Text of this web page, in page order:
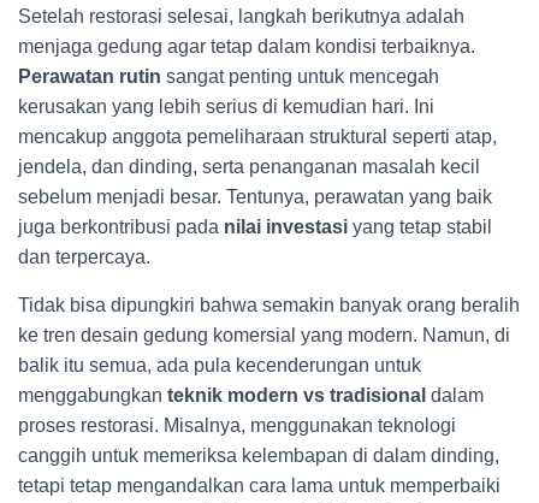
Setelah restorasi selesai, langkah berikutnya adalah
menjaga gedung agar tetap dalam kondisi terbaiknya.
Perawatan rutin sangat penting untuk mencegah
kerusakan yang lebih serius di kemudian hari. Ini
mencakup anggota pemeliharaan struktural seperti atap,
jendela, dan dinding, serta penanganan masalah kecil
sebelum menjadi besar. Tentunya, perawatan yang baik
juga berkontribusi pada nilai investasi yang tetap stabil
dan terpercaya.
Tidak bisa dipungkiri bahwa semakin banyak orang beralih
ke tren desain gedung komersial yang modern. Namun, di
balik itu semua, ada pula kecenderungan untuk
menggabungkan teknik modern vs tradisional dalam
proses restorasi. Misalnya, menggunakan teknologi
canggih untuk memeriksa kelembapan di dalam dinding,
tetapi tetap mengandalkan cara lama untuk memperbaiki